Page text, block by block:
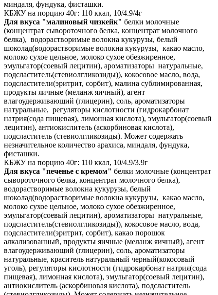
миндаля, фундука, фисташки.
КБЖУ на порцию 40г: 110 ккал, 10/4.9/4г
Для вкуса "малиновый чизкейк" белки молочные
(концентрат сывороточного белка, концентрат молочного
белка), водорастворимые волокна кукурузы, белый
шоколад(водорастворимые волокна кукурузы, какао масло,
молоко сухое цельное, молоко сухое обезжиренное,
эмульгатор(соевый лецитин), ароматизаторы натуральные,
подсластитель(стевиолгликозиды)), кокосовое масло, вода,
подсластители(эритрит, сорбит), малина сублимированная,
продукты яичные (меланж яичный), агент
влагоудерживающий (глицерин), соль, ароматизаторы
натуральные, регуляторы кислотности (гидрокарбонат
натрия(сода пищевая), лимонная кислота), эмульгатор(соевый
лецитин), антиокислитель (аскорбиновая кислота),
подсластитель (стевиолгликозиды). Может содержать
незначительное количество арахиса, миндаля, фундука,
фисташки.
КБЖУ на порцию 40г: 110 ккал, 10/4.9/3.9г
Для вкуса "печенье с кремом" белки молочные (концентрат
сывороточного белка, концентрат молочного белка),
водорастворимые волокна кукурузы, белый
шоколад(водорастворимые волокна кукурузы, какао масло,
молоко сухое цельное, молоко сухое обезжиренное,
эмульгатор(соевый лецитин), ароматизаторы натуральные,
подсластитель(стевиолгликозиды)), кокосовое масло, вода,
подсластители(эритрит, сорбит), какао порошок
алкализованный, продукты яичные (меланж яичный), агент
влагоудерживающий (глицерин), соль, ароматизаторы
натуральные, краситель натуральный черный(кокосовый
уголь), регуляторы кислотности (гидрокарбонат натрия(сода
пищевая), лимонная кислота), эмульгатор(соевый лецитин),
антиокислитель (аскорбиновая кислота), подсластитель